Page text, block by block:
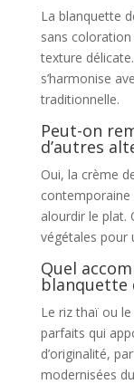
La blanquette
sans
texture
s’harmonise
traditionnelle.
Peut-on
d’autres
Oui, la crème
alourdir le plat.
végétales pour
Quel
blanquette
Le riz thaï ou
parfaits qui
d’originalité,
modernisées